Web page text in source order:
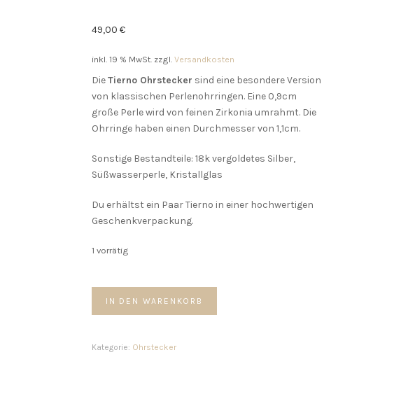
49,00 €
inkl. 19 % MwSt. zzgl. Versandkosten
DieTierno Ohrstecker sind eine besondere Version
von klassischen Perlenohrringen. Eine 0,9cm
große Perle wird von feinen Zirkonia umrahmt. Die
Ohrringe haben einen Durchmesser von 1,1cm.
Sonstige Bestandteile: 18k vergoldetes Silber,
Süßwasserperle, Kristallglas
Du erhältst ein Paar Tierno in einer hochwertigen
Geschenkverpackung.
1 vorrätig
IN DEN WARENKORB
Kategorie: Ohrstecker